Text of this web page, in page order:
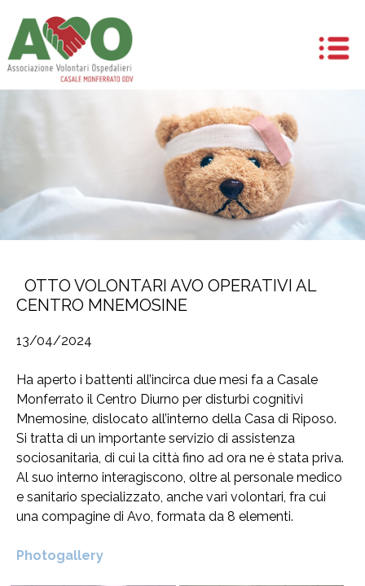
OTTO VOLONTARI AVO OPERATIVI AL
CENTRO MNEMOSINE
13/04/2024
Ha aperto i battenti all’incirca due mesi fa a Casale
Monferrato il Centro Diurno per disturbi cognitivi
Mnemosine, dislocato all’interno della Casa di Riposo.
Si tratta di un importante servizio di assistenza
sociosanitaria, di cui la città fino ad ora ne è stata priva.
Al suo interno interagiscono, oltre al personale medico
e sanitario specializzato, anche vari volontari, fra cui
una compagine di Avo, formata da 8 elementi.
Photogallery